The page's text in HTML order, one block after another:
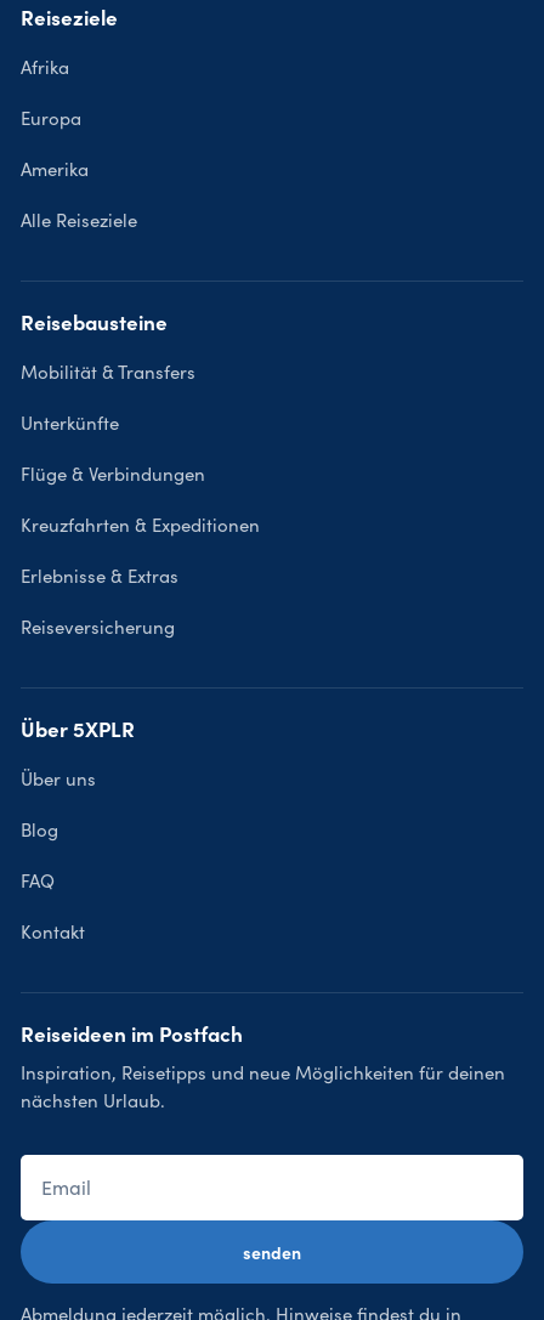
Reiseziele
Afrika
Europa
Amerika
Alle Reiseziele
Reisebausteine
Mobilität & Transfers
Unterkünfte
Flüge & Verbindungen
Kreuzfahrten & Expeditionen
Erlebnisse & Extras
Reiseversicherung
Über 5XPLR
Über uns
Blog
FAQ
Kontakt
Reiseideen im Postfach
Inspiration, Reisetipps und neue Möglichkeiten für deinen
nächsten Urlaub.
senden
Abmeldung jederzeit möglich. Hinweise findest du in